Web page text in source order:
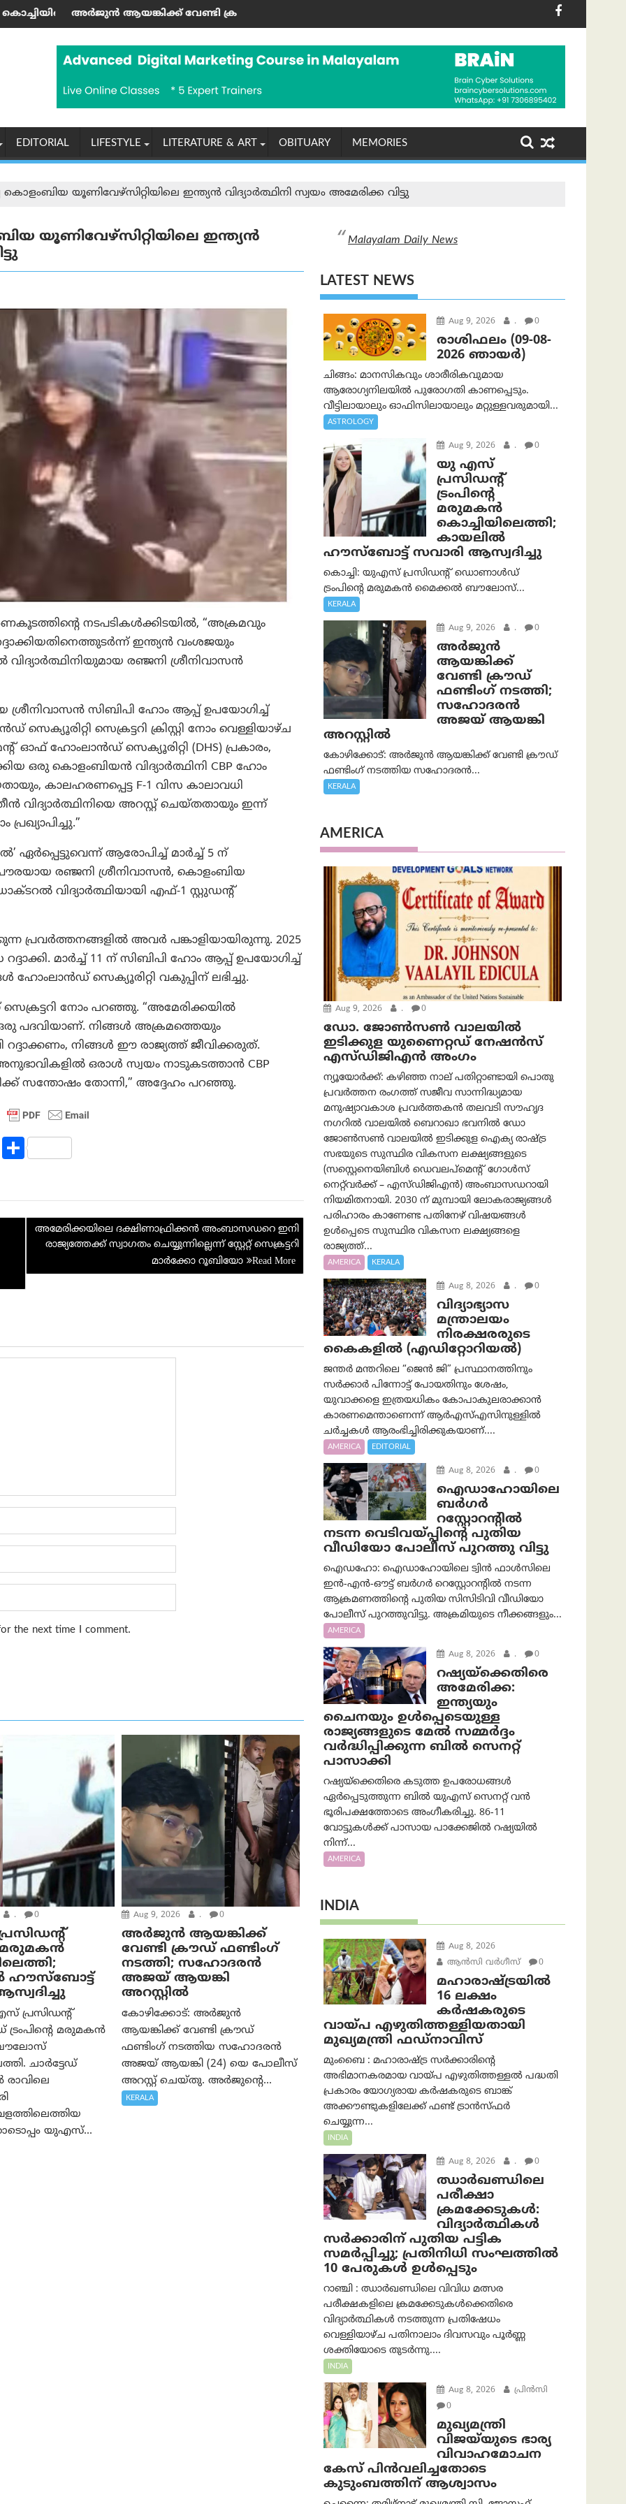
ഹൗസ്ബോട്ട് സവാരി ആസ്വദിച്ചു
വേണ്ടി ക്രൗഡ് ഫണ്ടിംഗ് നടത്തി; സഹോദരന്‍ അജയ് ആയങ്കി അറസ്റ്റിൽ
കേരളത്തിൽ ജനങ്ങളെ വെല്ലുവിളിക്കുന്ന ഗുണ്ടകൾക്ക് സ്ഥാനമില്ല,
സ്വാതന്ത്ര്യ
EDITORIAL LIFESTYLE LITERATURE & ART OBITUARY MEMORIES
യൂണിവേഴ്സിറ്റിയിലെ ഇന്ത്യന്‍ വിദ്യാര്‍ത്ഥിനി സ്വയം അമേരിക്ക വിട്ടു
യൂണിവേഴ്സിറ്റിയിലെ ഇന്ത്യന്‍
നടപടികൾക്കിടയിൽ, “അക്രമവും
ഇന്ത്യൻ വംശജയും
രഞ്ജനി ശ്രീനിവാസൻ
ശ്രീനിവാസൻ സിബിപി ഹോം ആപ്പ് ഉപയോഗിച്ച്
സെക്രട്ടറി ക്രിസ്റ്റി നോം വെള്ളിയാഴ്ച
ഓഫ് ഹോംലാൻഡ് സെക്യൂരിറ്റി (DHS) പ്രകാരം,
ഒരു കൊളംബിയൻ വിദ്യാർത്ഥിനി CBP ഹോം
കാലഹരണപ്പെട്ട F-1 വിസ കാലാവധി
വിദ്യാർത്ഥിനിയെ അറസ്റ്റ് ചെയ്തതായും ഇന്ന്
പ്രഖ്യാപിച്ചു.”
ഏർപ്പെട്ടുവെന്ന് ആരോപിച്ച് മാർച്ച് 5 ന്
പൗരയായ രഞ്ജനി ശ്രീനിവാസൻ, കൊളംബിയ
വിദ്യാർത്ഥിയായി എഫ്-1 സ്റ്റുഡന്റ്
പ്രവർത്തനങ്ങളിൽ അവർ പങ്കാളിയായിരുന്നു. 2025
റദ്ദാക്കി. മാർച്ച് 11 ന് സിബിപി ഹോം ആപ്പ് ഉപയോഗിച്ച്
ഹോംലാൻഡ് സെക്യൂരിറ്റി വകുപ്പിന് ലഭിച്ചു.
നോം പറഞ്ഞു. “അമേരിക്കയില്‍
ഒരു പദവിയാണ്. നിങ്ങൾ അക്രമത്തെയും
നിങ്ങൾ ഈ രാജ്യത്ത് ജീവിക്കരുത്.
ഒരാൾ സ്വയം നാടുകടത്താൻ CBP
സന്തോഷം തോന്നി,” അദ്ദേഹം പറഞ്ഞു.
R S
ar
eഅമേരിക്കയിലെ ദക്ഷിണാഫ്രിക്കൻ അംബാസഡറെ ഇനി
രാജ്യത്തേക്ക് സ്വാഗതം ചെയ്യുന്നില്ലെന്ന് സ്റ്റേറ്റ് സെക്രട്ടറി
മാര്‍ക്കോ റൂബിയോ
the next time I comment.
. 0
മരുമകൻ
ഹൗസ്ബോട്ട്
പ്രസിഡന്റ്
മരുമകൻ
ചാർട്ടേഡ്
രാവിലെ
യുഎസ്...
Aug 9, 2026 . 0
അർജുൻ ആയങ്കിക്ക്
വേണ്ടി ക്രൗഡ് ഫണ്ടിംഗ്
നടത്തി; സഹോദരന്‍
അജയ് ആയങ്കി
അറസ്റ്റിൽ
കോഴിക്കോട്: അർജുൻ
ആയങ്കിക്ക് വേണ്ടി ക്രൗഡ്
ഫണ്ടിംഗ് നടത്തിയ സഹോദരന്‍
അജയ് ആയങ്കി (24) യെ പോലീസ്
അറസ്റ്റ് ചെയ്തു. അർജുന്റെ...
KERALA
Malayalam Daily News
LATEST NEWS
Aug 9, 2026 . 0
രാശിഫലം (09-08-
2026 ഞായര്‍)
ചിങ്ങം: മാനസികവും ശാരീരികവുമായ
ആരോഗ്യനിലയിൽ പുരോഗതി കാണപ്പെടും.
വീട്ടിലായാലും ഓഫിസിലായാലും മറ്റുള്ളവരുമായി...
ASTROLOGY
Aug 9, 2026 . 0
യു എസ്
പ്രസിഡന്റ്
ട്രംപിന്റെ
മരുമകൻ
കൊച്ചിയിലെത്തി;
കായലിൽ
ഹൗസ്ബോട്ട് സവാരി ആസ്വദിച്ചു
കൊച്ചി: യുഎസ് പ്രസിഡന്റ് ഡൊണാൾഡ്
ട്രംപിന്റെ മരുമകൻ മൈക്കൽ ബൗലോസ്...
KERALA
Aug 9, 2026 . 0
അർജുൻ
ആയങ്കിക്ക്
വേണ്ടി ക്രൗഡ്
ഫണ്ടിംഗ് നടത്തി;
സഹോദരന്‍
അജയ് ആയങ്കി
അറസ്റ്റിൽ
കോഴിക്കോട്: അർജുൻ ആയങ്കിക്ക് വേണ്ടി ക്രൗഡ്
ഫണ്ടിംഗ് നടത്തിയ സഹോദരന്‍...
KERALA
AMERICA
Aug 9, 2026 . 0
ഡോ. ജോൺസൺ വാലയിൽ
ഇടിക്കുള യുണൈറ്റഡ് നേഷൻസ്
എസ്ഡിജിഎൻ അംഗം
ന്യൂയോര്‍ക്ക്: കഴിഞ്ഞ നാല് പതിറ്റാണ്ടായി പൊതു
പ്രവർത്തന രംഗത്ത് സജീവ സാന്നിദ്ധ്യമായ
മനുഷ്യാവകാശ പ്രവർത്തകൻ തലവടി സൗഹൃദ
നഗറിൽ വാലയിൽ ബെറാഖാ ഭവനിൽ ഡോ
ജോൺസൺ വാലയിൽ ഇടിക്കുള ഐക്യ രാഷ്ട്ര
സഭയുടെ സുസ്ഥിര വികസന ലക്ഷ്യങ്ങളുടെ
(സസ്റ്റെനെയിബിൾ ഡെവലപ്‌മെന്റ് ഗോൾസ്
നെറ്റ്‌വർക്ക് – എസ്ഡിജിഎൻ) അംബാസഡറായി
നിയമിതനായി. 2030 ന് മുമ്പായി ലോകരാജ്യങ്ങൾ
പരിഹാരം കാണേണ്ട പതിനേഴ് വിഷയങ്ങൾ
ഉൾപ്പെടെ സുസ്ഥിര വികസന ലക്ഷ്യങ്ങളെ
രാജ്യത്ത്...
AMERICA KERALA
Aug 8, 2026 . 0
വിദ്യാഭ്യാസ
മന്ത്രാലയം
നിരക്ഷരരുടെ
കൈകളിൽ (എഡിറ്റോറിയല്‍)
ജന്തർ മന്തറിലെ “ജെൻ ജി” പ്രസ്ഥാനത്തിനും
സർക്കാർ പിന്നോട്ട് പോയതിനും ശേഷം,
യുവാക്കളെ ഇത്രയധികം കോപാകുലരാക്കാൻ
കാരണമെന്താണെന്ന് ആർ‌എസ്‌എസിനുള്ളിൽ
ചർച്ചകൾ ആരംഭിച്ചിരിക്കുകയാണ്....
AMERICA EDITORIAL
Aug 8, 2026 . 0
ഐഡാഹോയിലെ
ബർഗർ
റസ്റ്റോറന്റിൽ
നടന്ന വെടിവയ്പ്പിന്റെ പുതിയ
വീഡിയോ പോലീസ് പുറത്തു വിട്ടു
ഐഡഹോ: ഐഡാഹോയിലെ ട്വിൻ ഫാൾസിലെ
ഇൻ-എൻ-ഔട്ട് ബർഗർ റെസ്റ്റോറന്റിൽ നടന്ന
ആക്രമണത്തിന്റെ പുതിയ സിസിടിവി വീഡിയോ
പോലീസ് പുറത്തുവിട്ടു. അക്രമിയുടെ നീക്കങ്ങളും...
AMERICA
Aug 8, 2026 . 0
റഷ്യയ്‌ക്കെതിരെ
അമേരിക്ക:
ഇന്ത്യയും
ചൈനയും ഉൾപ്പെടെയുള്ള
രാജ്യങ്ങളുടെ മേൽ സമ്മർദ്ദം
വർദ്ധിപ്പിക്കുന്ന ബിൽ സെനറ്റ്
പാസാക്കി
റഷ്യയ്‌ക്കെതിരെ കടുത്ത ഉപരോധങ്ങൾ
ഏർപ്പെടുത്തുന്ന ബിൽ യുഎസ് സെനറ്റ് വൻ
ഭൂരിപക്ഷത്തോടെ അംഗീകരിച്ചു. 86-11
വോട്ടുകൾക്ക് പാസായ പാക്കേജിൽ റഷ്യയിൽ
നിന്ന്...
AMERICA
INDIA
Aug 8, 2026
ആന്‍സി വര്‍ഗീസ്
0
മഹാരാഷ്ട്രയിൽ
16 ലക്ഷം
കർഷകരുടെ
വായ്പ എഴുതിത്തള്ളിയതായി
മുഖ്യമന്ത്രി ഫഡ്‌നാവിസ്
മുംബൈ : മഹാരാഷ്ട്ര സർക്കാരിന്റെ
അഭിമാനകരമായ വായ്പ എഴുതിത്തള്ളൽ പദ്ധതി
പ്രകാരം യോഗ്യരായ കർഷകരുടെ ബാങ്ക്
അക്കൗണ്ടുകളിലേക്ക് ഫണ്ട് ട്രാൻസ്ഫർ
ചെയ്യുന്ന...
INDIA
Aug 8, 2026 . 0
ഝാര്‍ഖണ്ഡിലെ
പരീക്ഷാ
ക്രമക്കേടുകള്‍:
വിദ്യാർത്ഥികൾ
സർക്കാരിന് പുതിയ പട്ടിക
സമർപ്പിച്ചു; പ്രതിനിധി സംഘത്തിൽ
10 പേരുകൾ ഉൾപ്പെടും
റാഞ്ചി : ഝാർഖണ്ഡിലെ വിവിധ മത്സര
പരീക്ഷകളിലെ ക്രമക്കേടുകൾക്കെതിരെ
വിദ്യാർത്ഥികൾ നടത്തുന്ന പ്രതിഷേധം
വെള്ളിയാഴ്ച പതിനാലാം ദിവസവും പൂർണ്ണ
ശക്തിയോടെ തുടർന്നു....
INDIA
Aug 8, 2026
പ്രിന്‍സി
0
മുഖ്യമന്ത്രി
വിജയ്‌യുടെ ഭാര്യ
വിവാഹമോചന
കേസ് പിൻവലിച്ചതോടെ
കുടുംബത്തിന് ആശ്വാസം